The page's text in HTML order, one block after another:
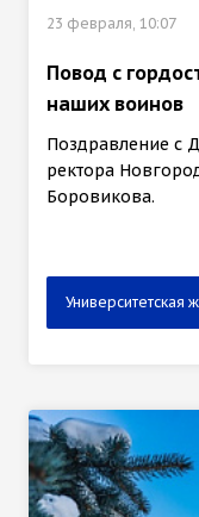
23 февраля, 10:07
Повод с
наших воинов
Поздравление с
ректора
Боровикова.
Университетская